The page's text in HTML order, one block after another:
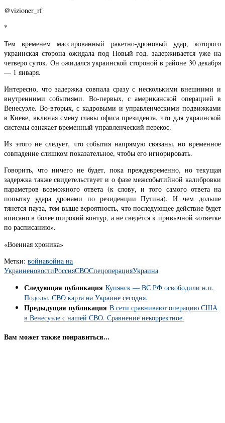
@vizioner_rf
*
Тем временем массированный ракетно-дроновый удар, которого
украинская сторона ожидала под Новый год, задерживается уже на
четверо суток. Он ожидался украинской стороной в районе 30 декабря
— 1 января.
Интересно, что задержка совпала сразу с несколькими внешними и
внутренними событиями. Во-первых, с американской операцией в
Венесуэле. Во-вторых, с кадровыми и управленческими подвижками
в Киеве, включая смену главы офиса президента, что для украинской
системы означает временный управленческий перекос.
Из этого не следует, что события напрямую связаны, но временное
совпадение слишком показательное, чтобы его игнорировать.
Говорить, что ничего не будет, пока преждевременно, но текущая
задержка также свидетельствует и о фазе межсобытийной калибровки
параметров возможного ответа (к слову, и того самого ответа на
попытку удара дронами по резиденции Путина). И чем дольше
тянется пауза, тем выше вероятность, что последующее действие будет
вписано в более широкий контур, а не сведётся к привычной «ответке
по расписанию».
«Военная хроника»
Метки: войнавойна на
УкраиненовостиРоссияСВОСпецоперацияУкраина
Следующая публикация Купянск — ВС РФ освободили н.п.
Подолы. СВО карта на Украине сегодня.
Предыдущая публикация В сети сравнивают операцию США
в Венесуэле с нашей СВО. Сравнение некорректное.
Вам может также понравиться...